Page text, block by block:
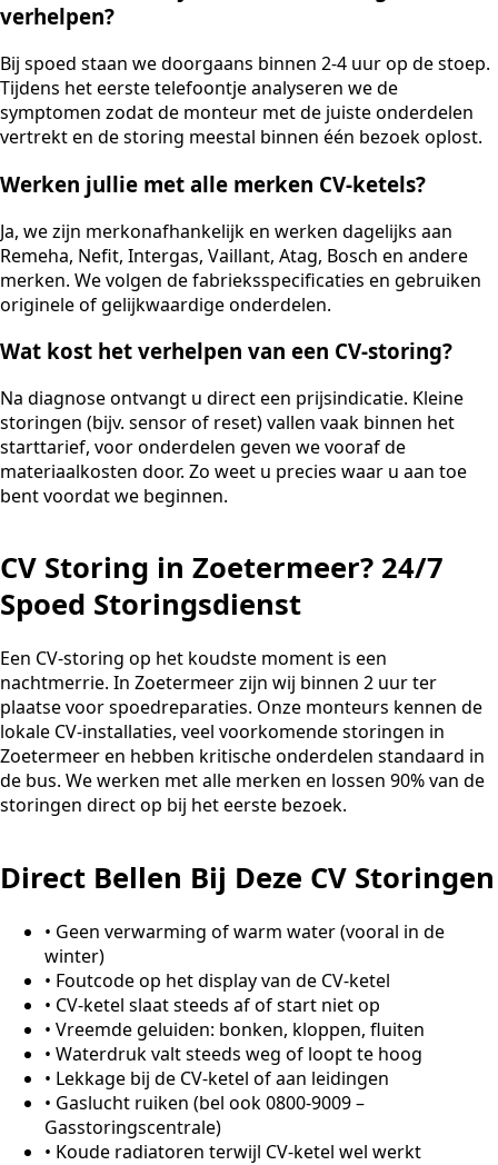
verhelpen?
Bij spoed staan we doorgaans binnen 2-4 uur op de stoep.
Tijdens het eerste telefoontje analyseren we de
symptomen zodat de monteur met de juiste onderdelen
vertrekt en de storing meestal binnen één bezoek oplost.
Werken jullie met alle merken CV-ketels?
Ja, we zijn merkonafhankelijk en werken dagelijks aan
Remeha, Nefit, Intergas, Vaillant, Atag, Bosch en andere
merken. We volgen de fabrieksspecificaties en gebruiken
originele of gelijkwaardige onderdelen.
Wat kost het verhelpen van een CV-storing?
Na diagnose ontvangt u direct een prijsindicatie. Kleine
storingen (bijv. sensor of reset) vallen vaak binnen het
starttarief, voor onderdelen geven we vooraf de
materiaalkosten door. Zo weet u precies waar u aan toe
bent voordat we beginnen.
CV Storing in Zoetermeer? 24/7
Spoed Storingsdienst
Een CV-storing op het koudste moment is een
nachtmerrie. In Zoetermeer zijn wij binnen 2 uur ter
plaatse voor spoedreparaties. Onze monteurs kennen de
lokale CV-installaties, veel voorkomende storingen in
Zoetermeer en hebben kritische onderdelen standaard in
de bus. We werken met alle merken en lossen 90% van de
storingen direct op bij het eerste bezoek.
Direct Bellen Bij Deze CV Storingen
• Geen verwarming of warm water (vooral in de
winter)
• Foutcode op het display van de CV-ketel
• CV-ketel slaat steeds af of start niet op
• Vreemde geluiden: bonken, kloppen, fluiten
• Waterdruk valt steeds weg of loopt te hoog
• Lekkage bij de CV-ketel of aan leidingen
• Gaslucht ruiken (bel ook 0800-9009 –
Gasstoringscentrale)
• Koude radiatoren terwijl CV-ketel wel werkt